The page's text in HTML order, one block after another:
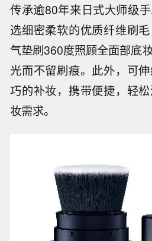
传承逾80年来日式大师级
选细密柔软的优质纤维刷
气垫刷360度照顾全面部底
光而不留刷痕。此外，可
巧的补妆，携带便捷，轻
妆需求。